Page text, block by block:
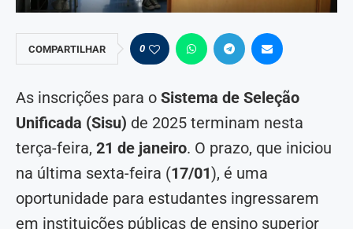
COMPARTILHAR 0
As inscrições para o Sistema de Seleção
Unificada (Sisu) de 2025 terminam nesta
terça-feira, 21 de janeiro. O prazo, que iniciou
na última sexta-feira (17/01), é uma
oportunidade para estudantes ingressarem
em instituições públicas de ensino superior